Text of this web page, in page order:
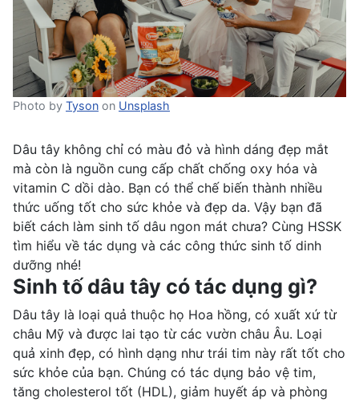
Photo by Tyson on Unsplash
Dâu tây không chỉ có màu đỏ và hình dáng đẹp mắt
mà còn là nguồn cung cấp chất chống oxy hóa và
vitamin C dồi dào. Bạn có thể chế biến thành nhiều
thức uống tốt cho sức khỏe và đẹp da. Vậy bạn đã
biết cách làm sinh tố dâu ngon mát chưa? Cùng HSSK
tìm hiểu về tác dụng và các công thức sinh tố dinh
dưỡng nhé!
Sinh tố dâu tây có tác dụng gì?
Dâu tây là loại quả thuộc họ Hoa hồng, có xuất xứ từ
châu Mỹ và được lai tạo từ các vườn châu Âu. Loại
quả xinh đẹp, có hình dạng như trái tim này rất tốt cho
sức khỏe của bạn. Chúng có tác dụng bảo vệ tim,
tăng cholesterol tốt (HDL), giảm huyết áp và phòng